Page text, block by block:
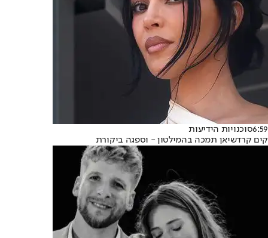
6:59סוכנויות הידיעות
קים קרדשיאן תמכה בהמילטון - וספגה ביקורת